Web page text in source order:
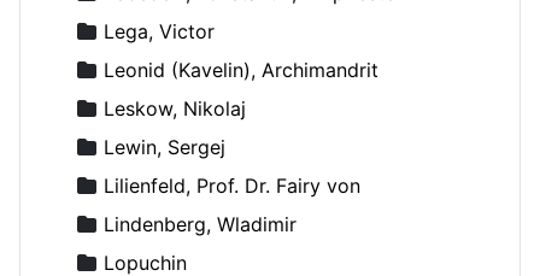
Lega, Victor
Leonid (Kavelin), Archimandrit
Leskow, Nikolaj
Lewin, Sergej
Lilienfeld, Prof. Dr. Fairy von
Lindenberg, Wladimir
Lopuchin